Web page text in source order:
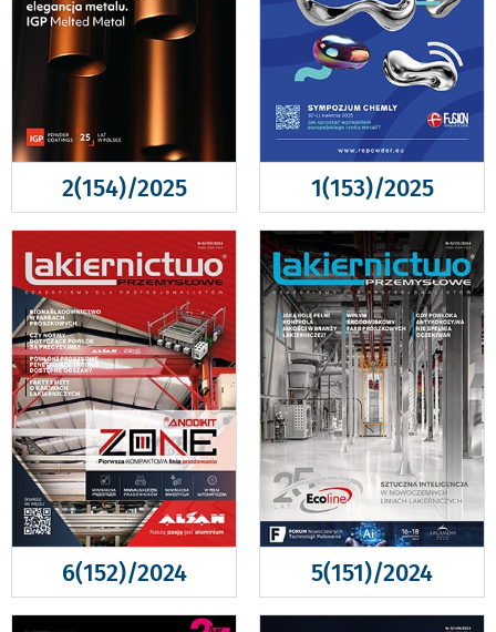
2(154)/2025 1(153)/2025
6(152)/2024 5(151)/2024